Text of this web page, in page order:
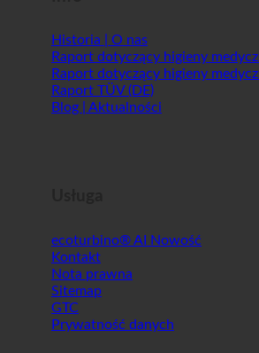
Raport dotyczący higieny
Raport dotyczący higieny
Raport TÜV (DE)
Blog | Aktualności
Kontakt
Nota prawna
Sitemap
GTC
Prywatność danych